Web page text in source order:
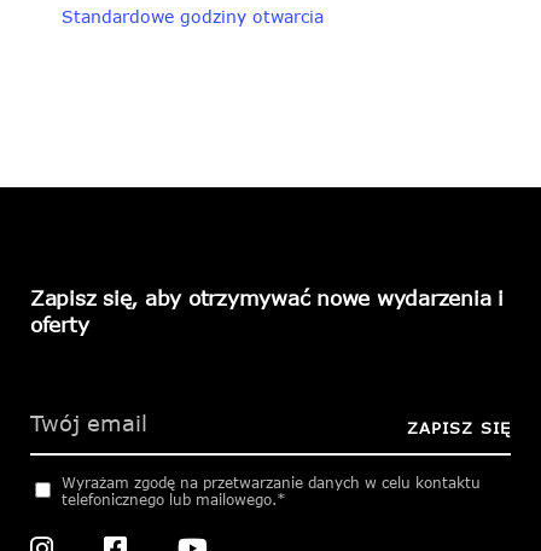
Standardowe godziny otwarcia
Zapisz się, aby otrzymywać nowe wydarzenia i
oferty
this
ZAPISZ SIĘ
Wyrażam zgodę na przetwarzanie danych w celu kontaktu
telefonicznego lub mailowego.*